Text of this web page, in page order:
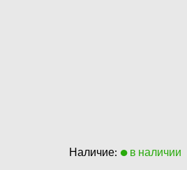
Наличие: в наличии